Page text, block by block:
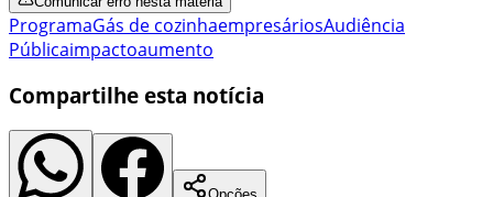
ProgramaGás de cozinhaempresáriosAudiência
Públicaimpactoaumento
Compartilhe esta notícia